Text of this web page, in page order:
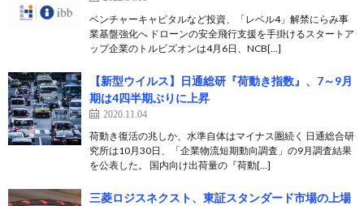
ベンチャーキャピタルなど投資、「レベル4」解禁にらみ事
業基盤強化へ ドローンの安全飛行支援を手掛けるスタートア
ップ企業のトルビズオンは4月6日、NCB[…]
【新型ウイルス】日通総研『荷動き指数』、7～9月
期は4四半期ぶりに上昇
2020.11.04
荷動き復活の兆しか、水準自体はマイナス圏続く 日通総合研
究所は10月30日、「企業物流短期動向調査」の9月調査結果
を公表した。 国内向け出荷量の『荷動[…]
三菱ロジスネクスト、東証スタンダード市場の上場